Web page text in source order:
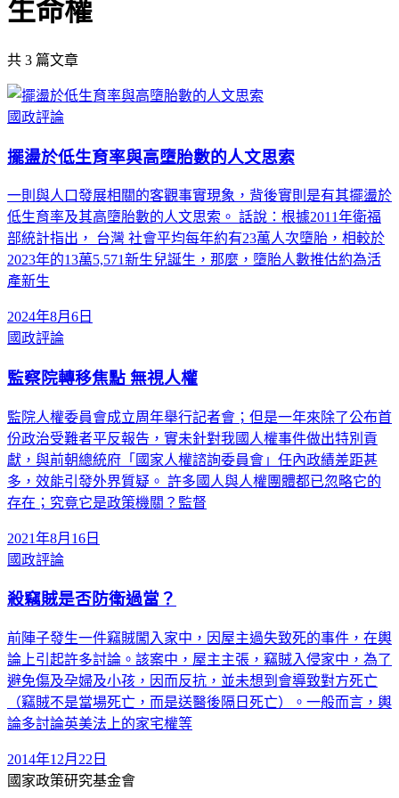
生命權
共 3 篇文章
國政評論
擺盪於低生育率與高墮胎數的人文思索
一則與人口發展相關的客觀事實現象，背後實則是有其擺盪於
低生育率及其高墮胎數的人文思索。 話說：根據2011年衛福
部統計指出， 台灣 社會平均每年約有23萬人次墮胎，相較於
2023年的13萬5,571新生兒誕生，那麼，墮胎人數推估約為活
產新生
2024年8月6日
國政評論
監察院轉移焦點 無視人權
監院人權委員會成立周年舉行記者會；但是一年來除了公布首
份政治受難者平反報告，實未針對我國人權事件做出特別貢
獻，與前朝總統府「國家人權諮詢委員會」任內政績差距甚
多，效能引發外界質疑。 許多國人與人權團體都已忽略它的
存在；究竟它是政策機關？監督
2021年8月16日
國政評論
殺竊賊是否防衛過當？
前陣子發生一件竊賊闖入家中，因屋主過失致死的事件，在輿
論上引起許多討論。該案中，屋主主張，竊賊入侵家中，為了
避免傷及孕婦及小孩，因而反抗，並未想到會導致對方死亡
（竊賊不是當場死亡，而是送醫後隔日死亡）。一般而言，輿
論多討論英美法上的家宅權等
2014年12月22日
國家政策研究基金會